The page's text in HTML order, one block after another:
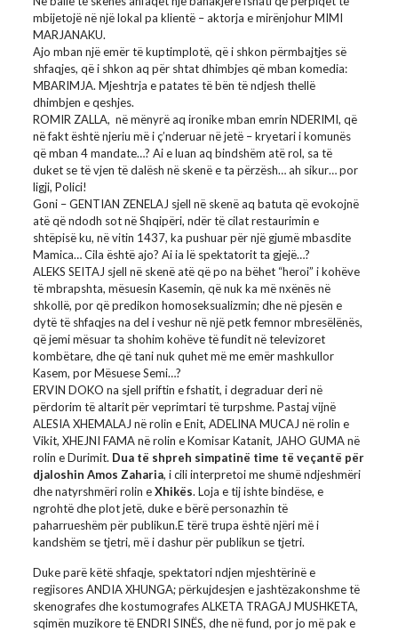
mbijetojë në një lokal pa klientë – aktorja e mirënjohur MIMI
MARJANAKU.
Ajo mban një emër të kuptimplotë, që i shkon përmbajtjes së
shfaqjes, që i shkon aq për shtat dhimbjes që mban komedia:
MBARIMJA. Mjeshtrja e patates të bën të ndjesh thellë
dhimbjen e qeshjes.
ROMIR ZALLA, në mënyrë aq ironike mban emrin NDERIMI, që
në fakt është njeriu më i ç’nderuar në jetë – kryetari i komunës
që mban 4 mandate…? Ai e luan aq bindshëm atë rol, sa të
duket se të vjen të dalësh në skenë e ta përzësh… ah sikur… por
ligji, Polici!
Goni – GENTIAN ZENELAJ sjell në skenë aq batuta që evokojnë
atë që ndodh sot në Shqipëri, ndër të cilat restaurimin e
shtëpisë ku, në vitin 1437, ka pushuar për një gjumë mbasdite
Mamica… Cila është ajo? Ai ia lë spektatorit ta gjejë…?
ALEKS SEITAJ sjell në skenë atë që po na bëhet “heroi” i kohëve
të mbrapshta, mësuesin Kasemin, që nuk ka më nxënës në
shkollë, por që predikon homoseksualizmin; dhe në pjesën e
dytë të shfaqjes na del i veshur në një petk femnor mbresëlënës,
që jemi mësuar ta shohim kohëve të fundit në televizoret
kombëtare, dhe që tani nuk quhet më me emër mashkullor
Kasem, por Mësuese Semi…?
ERVIN DOKO na sjell priftin e fshatit, i degraduar deri në
përdorim të altarit për veprimtari të turpshme. Pastaj vijnë
ALESIA XHEMALAJ në rolin e Enit, ADELINA MUCAJ në rolin e
Vikit, XHEJNI FAMA në rolin e Komisar Katanit, JAHO GUMA në
rolin e Durimit. Dua të shpreh simpatinë time të veçantë për
djaloshin Amos Zaharia, i cili interpretoi me shumë ndjeshmëri
dhe natyrshmëri rolin eXhikës. Loja e tij ishte bindëse, e
ngrohtë dhe plot jetë, duke e bërë personazhin të
paharrueshëm për publikun.E tërë trupa është njëri më i
kandshëm se tjetri, më i dashur për publikun se tjetri.
Duke parë këtë shfaqje, spektatori ndjen mjeshtërinë e
regjisores ANDIA XHUNGA; përkujdesjen e jashtëzakonshme të
skenografes dhe kostumografes ALKETA TRAGAJ MUSHKETA,
sqimën muzikore të ENDRI SINËS, dhe në fund, por jo më pak e